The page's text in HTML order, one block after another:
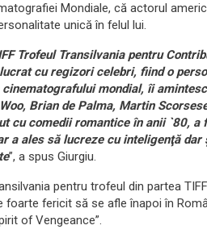
Mondiale, că actorul
unică în felul lui.
Trofeul Transilvania pentru
cu regizori celebri, fiind o
mondial, îi
Brian de Palma, Martin
cu comedii romantice în anii `80, a
a ales să lucreze cu inteligenţă
”, a spus Giurgiu.
pentru trofeul din partea
foarte fericit să se afle înapoi în
of Vengeance”.